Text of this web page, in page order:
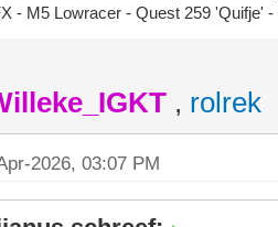
- M5 Lowracer - Quest 259 'Quifje'
, rolrek
2026, 03:07 PM